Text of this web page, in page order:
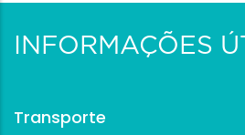
INFORMAÇÕES
Transporte